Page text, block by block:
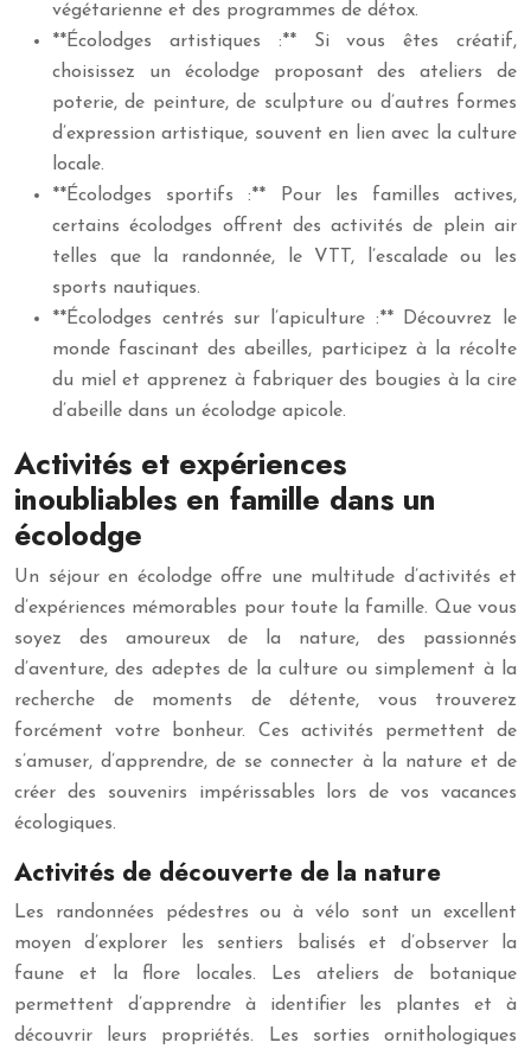
végétarienne et des programmes de détox.
**Écolodges artistiques :** Si vous êtes créatif,
choisissez un écolodge proposant des ateliers de
poterie, de peinture, de sculpture ou d’autres formes
d’expression artistique, souvent en lien avec la culture
locale.
**Écolodges sportifs :** Pour les familles actives,
certains écolodges offrent des activités de plein air
telles que la randonnée, le VTT, l’escalade ou les
sports nautiques.
**Écolodges centrés sur l’apiculture :** Découvrez le
monde fascinant des abeilles, participez à la récolte
du miel et apprenez à fabriquer des bougies à la cire
d’abeille dans un écolodge apicole.
Activités et expériences
inoubliables en famille dans un
écolodge
Un séjour en écolodge offre une multitude d’activités et
d’expériences mémorables pour toute la famille. Que vous
soyez des amoureux de la nature, des passionnés
d’aventure, des adeptes de la culture ou simplement à la
recherche de moments de détente, vous trouverez
forcément votre bonheur. Ces activités permettent de
s’amuser, d’apprendre, de se connecter à la nature et de
créer des souvenirs impérissables lors de vos vacances
écologiques.
Activités de découverte de la nature
Les randonnées pédestres ou à vélo sont un excellent
moyen d’explorer les sentiers balisés et d’observer la
faune et la flore locales. Les ateliers de botanique
permettent d’apprendre à identifier les plantes et à
découvrir leurs propriétés. Les sorties ornithologiques